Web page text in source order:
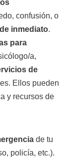
confusión, o
inmediato.
para
a,
de
Ellos pueden
y recursos de
de tu
policía, etc.).